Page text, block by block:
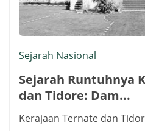
Sejarah Nasional
Sejarah Runtuhnya
dan Tidore: Dam...
Kerajaan Ternate dan